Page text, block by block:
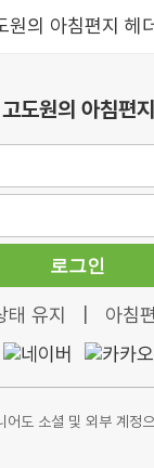
고도원의 아침편지
로그인
태 유지 아침
어도 소셜 및 외부 계정